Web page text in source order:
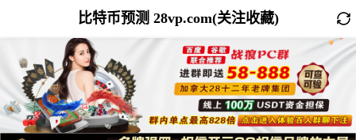
比特币预测 28vp.com(关注收藏)